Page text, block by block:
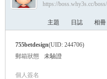
›
https://boss.why3s.cc/
主題 日誌 相冊
755betdesign(UID: 244706)
郵箱狀態
未驗證
個人簽名